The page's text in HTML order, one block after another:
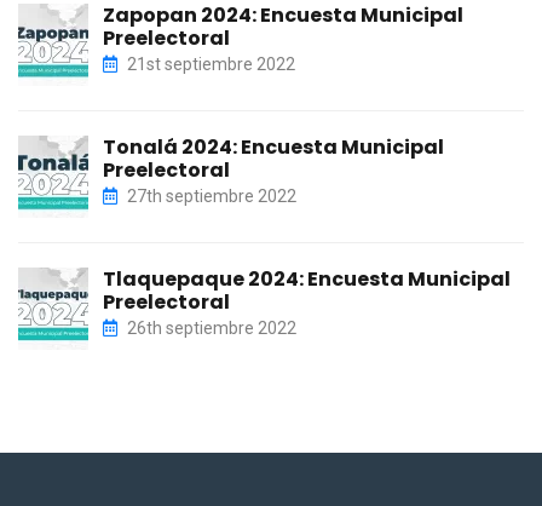
Zapopan 2024: Encuesta Municipal
Preelectoral
21st septiembre 2022
Tonalá 2024: Encuesta Municipal
Preelectoral
27th septiembre 2022
Tlaquepaque 2024: Encuesta Municipal
Preelectoral
26th septiembre 2022